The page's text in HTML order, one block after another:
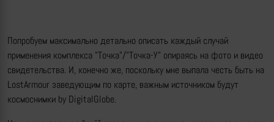
Попробуем максимально детально описать каждый случай
применения комплекса "Точка"/"Точка-У" опираясь на фото и видео
свидетельства. И, конечно же, поскольку мне выпала честь быть на
LostArmour заведующим по карте, важным источником будут
космоснимки by DigitalGlobe.